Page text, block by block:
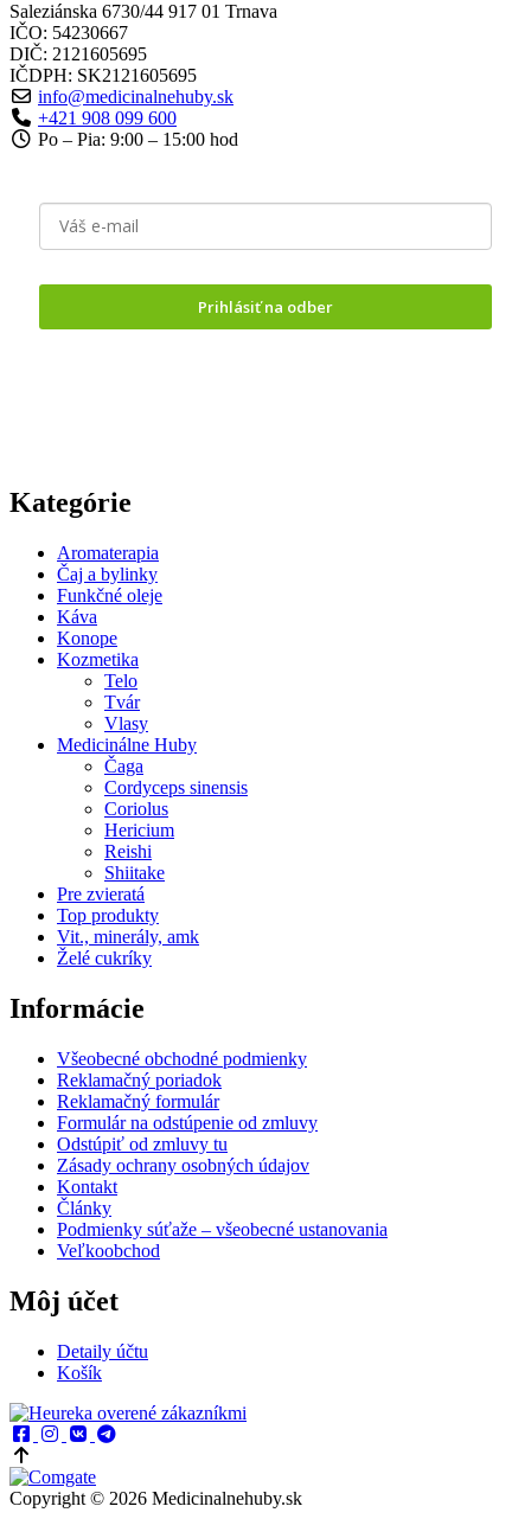
Saleziánska 6730/44 917 01 Trnava
IČO: 54230667
DIČ: 2121605695
IČDPH: SK2121605695
info@medicinalnehuby.sk
+421 908 099 600
Po – Pia: 9:00 – 15:00 hod
Prihlásiť na odber
Kategórie
Aromaterapia
Čaj a bylinky
Funkčné oleje
Káva
Konope
Kozmetika
Telo
Tvár
Vlasy
Medicinálne Huby
Čaga
Cordyceps sinensis
Coriolus
Hericium
Reishi
Shiitake
Pre zvieratá
Top produkty
Vit., minerály, amk
Želé cukríky
Informácie
Všeobecné obchodné podmienky
Reklamačný poriadok
Reklamačný formulár
Formulár na odstúpenie od zmluvy
Odstúpiť od zmluvy tu
Zásady ochrany osobných údajov
Kontakt
Články
Podmienky súťaže – všeobecné ustanovania
Veľkoobchod
Môj účet
Detaily účtu
Košík
Copyright © 2026 Medicinalnehuby.sk